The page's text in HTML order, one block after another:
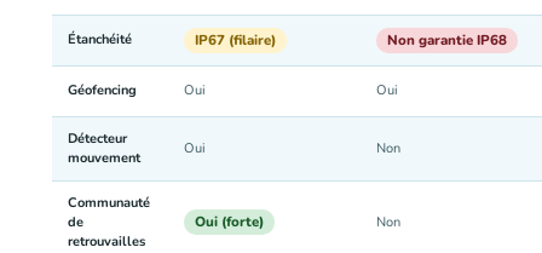
Étanchéité IP67 (filaire) Non garantie IP68
Géofencing Oui Oui
Détecteur
mouvement
Oui Non
Communauté
de
retrouvailles
Oui (forte) Non